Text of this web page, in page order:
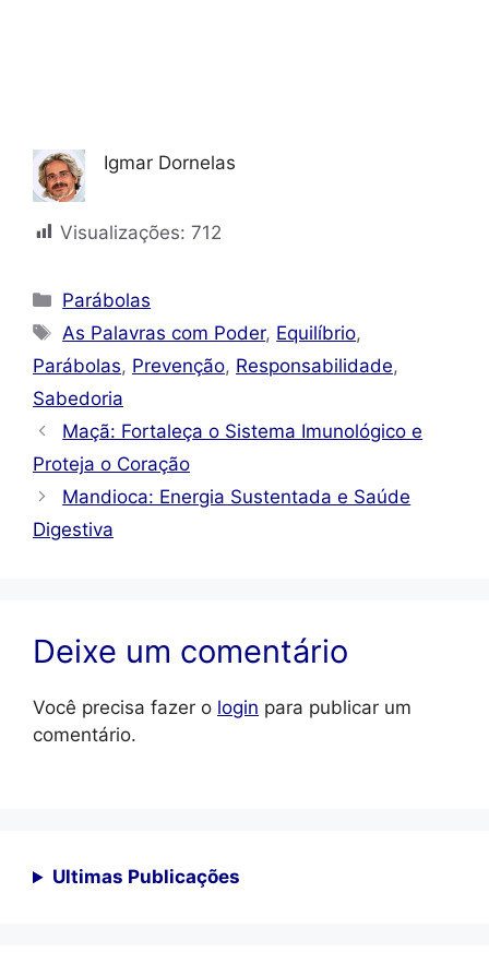
Igmar Dornelas
Visualizações: 712
Categorias
Parábolas
Tags
As Palavras com Poder, Equilíbrio,
Parábolas, Prevenção, Responsabilidade,
Sabedoria
Maçã: Fortaleça o Sistema Imunológico e
Proteja o Coração
Mandioca: Energia Sustentada e Saúde
Digestiva
Deixe um comentário
Você precisa fazer o login para publicar um
comentário.
Ultimas Publicações